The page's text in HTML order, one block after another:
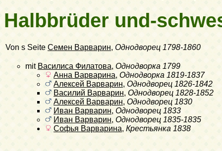
Halbbrüder und-
Von s Seite Семен Варварин, Однодворец 1798-1860
mit Василиса Филатова, Однодворка 1799
Анна Варварина, Однодворка 1819-1837
Алексей Варварин, Однодворец 1826-1842
Василий Варварин, Однодворец 1828-1852
Алексей Варварин, Однодворец 1830
Иван Варварин, Однодворец 1833
Иван Варварин, Однодворец 1835-1835
Софья Варварина, Крестьянка 1838